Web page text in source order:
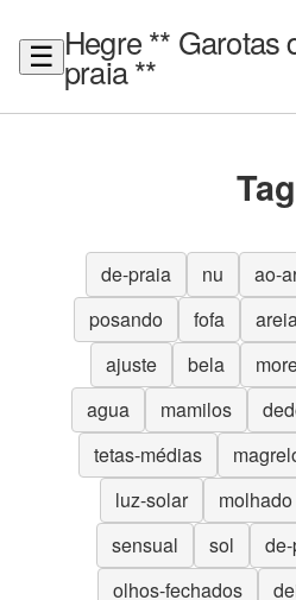
☰ Hegre ** Garotas
praia **
Tag
de-praia nu ao-
posando
fofa
ajuste
bela
agua
mamilos
tetas-médias
luz-solar
molhado
sensual
sol
olhos-fechados